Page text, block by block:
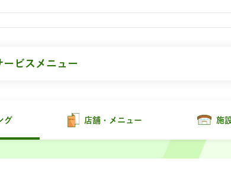
ビスメニュー
グ 店舗・メニュー 施